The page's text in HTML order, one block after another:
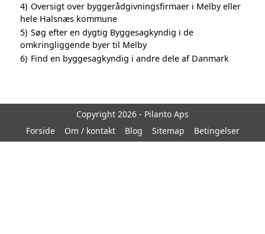
4) Oversigt over byggerådgivningsfirmaer i Melby eller
hele Halsnæs kommune
5) Søg efter en dygtig Byggesagkyndig i de
omkringliggende byer til Melby
6) Find en byggesagkyndig i andre dele af Danmark
Copyright 2026 - Pilanto Aps
Forside
Om / kontakt Blog Sitemap Betingelser